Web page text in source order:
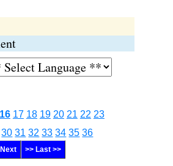
16 17 18 19 20 21 22 23
30 31 32 33 34 35 36
>> Last >>